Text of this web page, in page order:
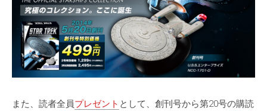
また、読者全員プレゼント として、創刊号から第20号の購読